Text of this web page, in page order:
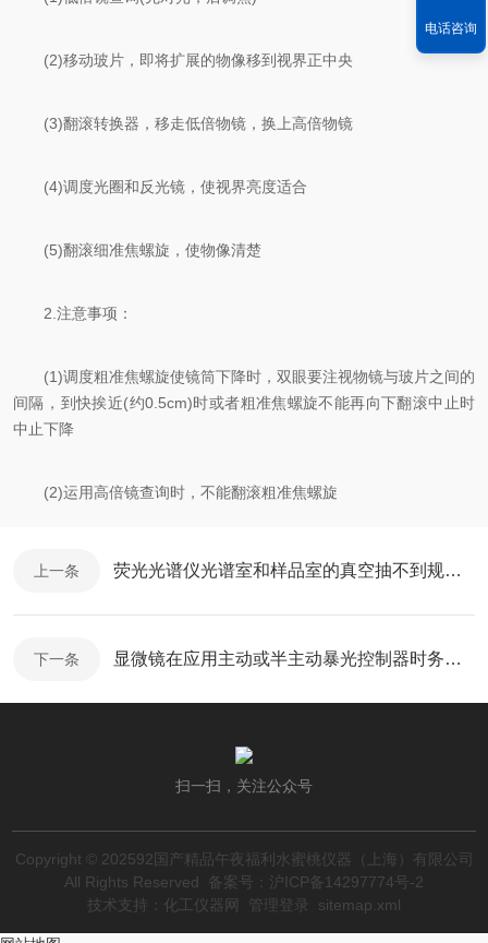
(2)移动玻片，即将扩展的物像移到视界正中央
(3)翻滚转换器，移走低倍物镜，换上高倍物镜
(4)调度光圈和反光镜，使视界亮度适合
(5)翻滚细准焦螺旋，使物像清楚
2.注意事项：
(1)调度粗准焦螺旋使镜筒下降时，双眼要注视物镜与玻片之间的
间隔，到快挨近(约0.5cm)时或者粗准焦螺旋不能再向下翻滚中止时
中止下降
(2)运用高倍镜查询时，不能翻滚粗准焦螺旋
上一条 荧光光谱仪光谱室和样品室的真空抽不到规定值的原因及解决方法讲解
下一条 显微镜在应用主动或半主动暴光控制器时务必思量以下几点
扫一扫，关注公众号
Copyright © 202592国产精品午夜福利水蜜桃仪器（上海）有限公司
All Rights Reserved
备案号：沪ICP备14297774号-2
技术支持： 化工仪器网 管理登录 sitemap.xml
电话咨询